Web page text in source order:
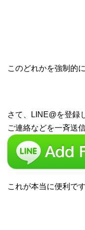
このどれかを強制的
さて、LINE@を登録
ご連絡などを一斉送
これが本当に便利です